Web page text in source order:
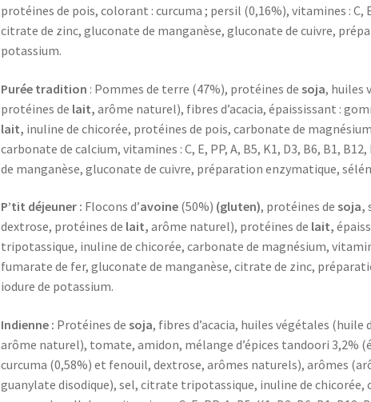
protéines de pois, colorant : curcuma ; persil (0,16%), vitamines : C,
citrate de zinc, gluconate de manganèse, gluconate de cuivre,
potassium.
Purée tradition : Pommes de terre (47%), protéines desoja, huiles
protéines de lait, arôme naturel), fibres d’acacia, épaississant :
lait, inuline de chicorée, protéines de pois, carbonate de
carbonate de calcium, vitamines : C, E, PP, A, B5, K1, D3, B6, B1,
de manganèse, gluconate de cuivre, préparation enzymatique,
P’tit déjeuner : Flocons d’avoine (50%) (gluten), protéines desoja,
dextrose, protéines de lait, arôme naturel), protéines de lait,
tripotassique, inuline de chicorée, carbonate de magnésium,
fumarate de fer, gluconate de manganèse, citrate de zinc,
iodure de potassium.
Indienne : Protéines de soja, fibres d’acacia, huiles végétales (huile
arôme naturel), tomate, amidon, mélange d’épices tandoori 3,2%
curcuma (0,58%) et fenouil, dextrose, arômes naturels), arômes
guanylate disodique), sel, citrate tripotassique, inuline de